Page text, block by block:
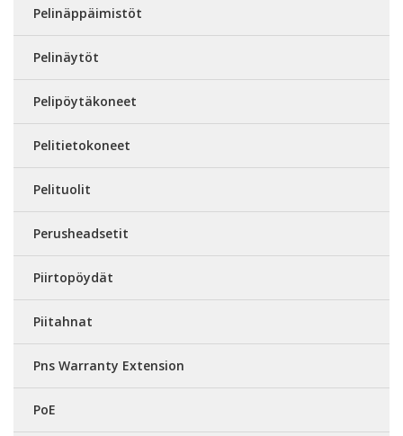
Pelinäppäimistöt
Pelinäytöt
Pelipöytäkoneet
Pelitietokoneet
Pelituolit
Perusheadsetit
Piirtopöydät
Piitahnat
Pns Warranty Extension
PoE